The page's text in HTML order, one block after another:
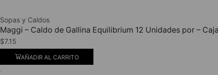
Sopas y Caldos
Maggi – Caldo de Gallina Equilibrium 12 Unidades por –
$7.15
AÑADIR AL CARRITO